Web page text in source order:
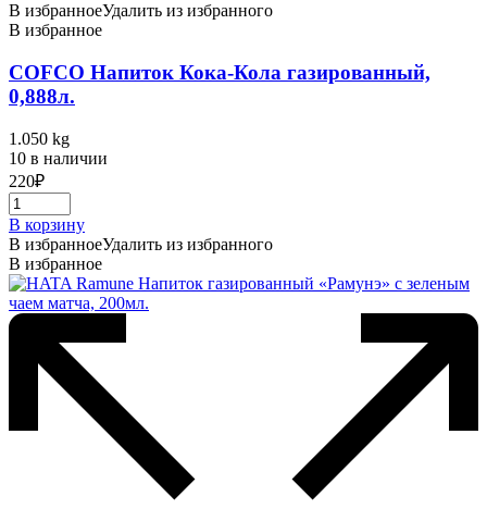
В избранноеУдалить из избранного
В избранное
COFCO Напиток Кока-Кола газированный,
0,888л.
1.050 kg
10 в наличии
220₽
В корзину
В избранноеУдалить из избранного
В избранное